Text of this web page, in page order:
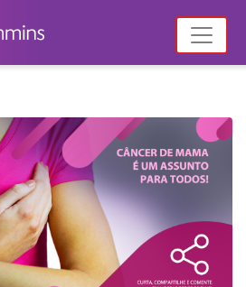
Posts tagged "doenças crônicas"